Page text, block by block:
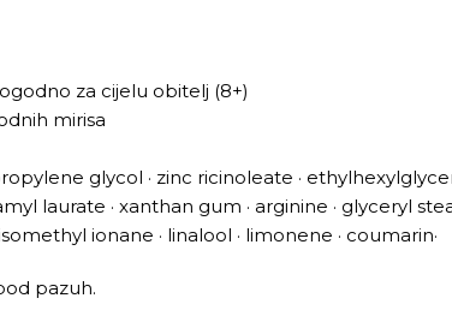
za cijelu obitelj (8+)
mirisa
glycol · zinc ricinoleate ·
laurate · xanthan gum · arginine · glyceryl
ionane · linalool · limonene · coumarin·
pazuh.